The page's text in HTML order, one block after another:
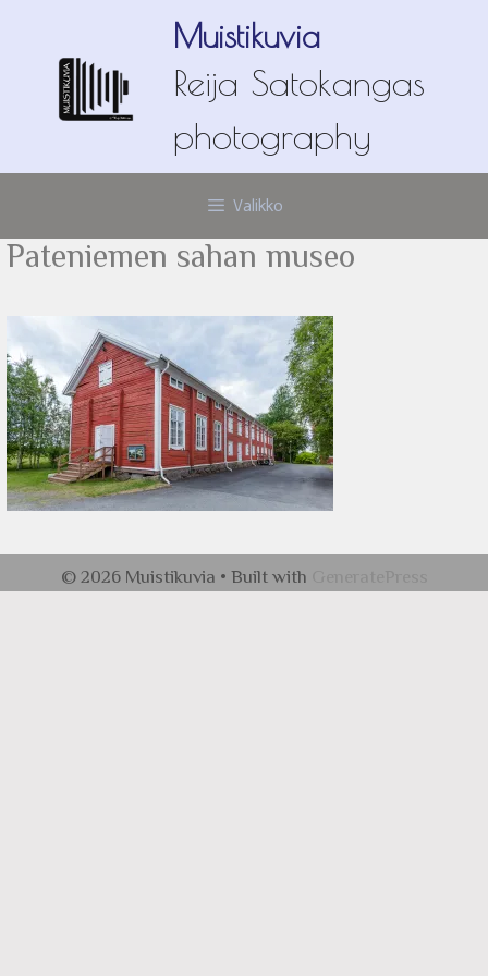
Muistikuvia
Reija Satokangas
photography
Valikko
Pateniemen sahan museo
© 2026 Muistikuvia • Built with